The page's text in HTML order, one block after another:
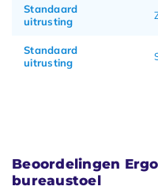
Standaard
uitrusting
Standaard
uitrusting
Beoordelingen
bureaustoel